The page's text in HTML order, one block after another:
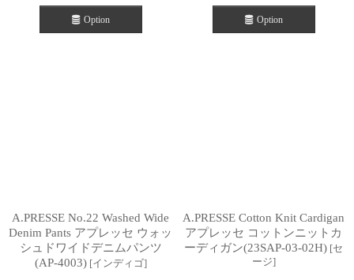
Option Option
A.PRESSE No.22 Washed Wide
Denim Pants アプレッセ ウォッ
シュドワイドデニムパンツ
(AP-4003) [インディゴ]
A.PRESSE Cotton Knit Cardigan
アプレッセ コットンニットカ
ーディガン(23SAP-03-02H) [セ
ージ]